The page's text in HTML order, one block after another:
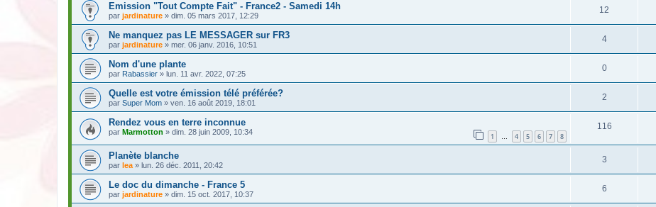
Emission "Tout Compte Fait" - France2 - Samedi 14h
par jardinature » dim. 05 mars 2017, 12:29
12
Ne manquez pas LE MESSAGER sur FR3
par jardinature » mer. 06 janv. 2016, 10:51
4
Nom d'une plante
par Rabassier » lun. 11 avr. 2022, 07:25
0
Quelle est votre émission télé préférée?
par Super Mom » ven. 16 août 2019, 18:01
2
Rendez vous en terre inconnue
par Marmotton » dim. 28 juin 2009, 10:34 1 … 4 5 6 7 8
116
Planète blanche
par lea » lun. 26 déc. 2011, 20:42
3
Le doc du dimanche - France 5
par jardinature » dim. 15 oct. 2017, 10:37
6